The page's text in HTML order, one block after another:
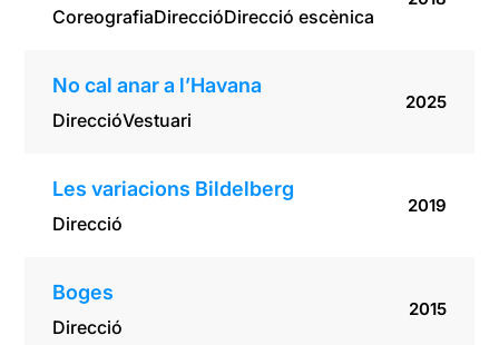
CoreografiaDireccióDirecció escènica
No cal anar a l’Havana
DireccióVestuari
2025
Les variacions Bildelberg
Direcció
2019
Boges
Direcció
2015